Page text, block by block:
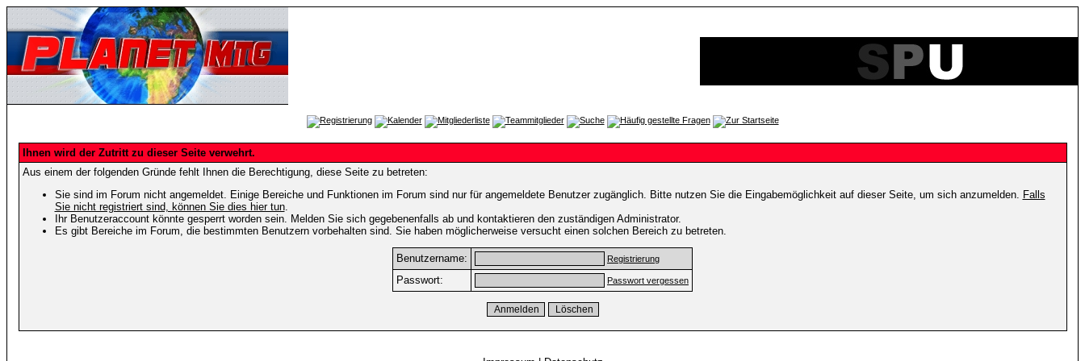
Ihnen wird der Zutritt zu dieser Seite verwehrt.
Aus einem der folgenden Gründe fehlt Ihnen die Berechtigung, diese Seite zu betreten:
Sie sind im Forum nicht angemeldet. Einige Bereiche und Funktionen im Forum sind nur für angemeldete Benutzer zugänglich. Bitte nutzen Sie die Eingabemöglichkeit auf dieser Seite, um sich anzumelden. Falls
Sie nicht registriert sind, können Sie dies hier tun.
Ihr Benutzeraccount könnte gesperrt worden sein. Melden Sie sich gegebenenfalls ab und kontaktieren den zuständigen Administrator.
Es gibt Bereiche im Forum, die bestimmten Benutzern vorbehalten sind. Sie haben möglicherweise versucht einen solchen Bereich zu betreten.
Benutzername: Registrierung
Passwort: Passwort vergessen